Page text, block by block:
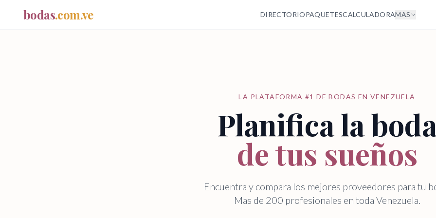
bodas.com.ve DIRECTORIOPAQUETESCALCULADORAMAS
LA PLATAFORMA #1 DE BODAS EN VENEZUELA
Planifica la
de tus sueños
Encuentra y compara los mejores proveedores para tu
Mas de 200 profesionales en toda Venezuela.